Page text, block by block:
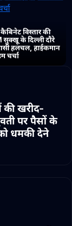
विस्तार की
के दिल्ली दौरे
हलचल, हाईकमान
चर्चा
की खरीद-
पर पैसों के
धमकी देने